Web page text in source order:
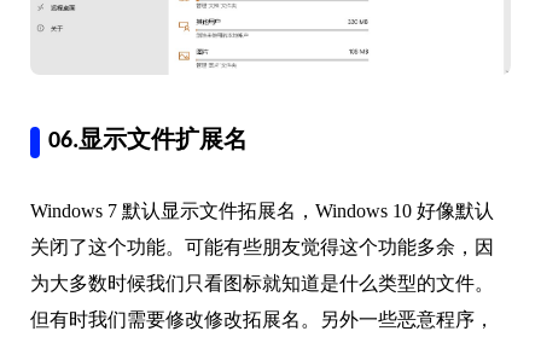
06.显示文件扩展名
Windows 7 默认显示文件拓展名，Windows 10 好像默认
关闭了这个功能。可能有些朋友觉得这个功能多余，因
为大多数时候我们只看图标就知道是什么类型的文件。
但有时我们需要修改修改拓展名。另外一些恶意程序，